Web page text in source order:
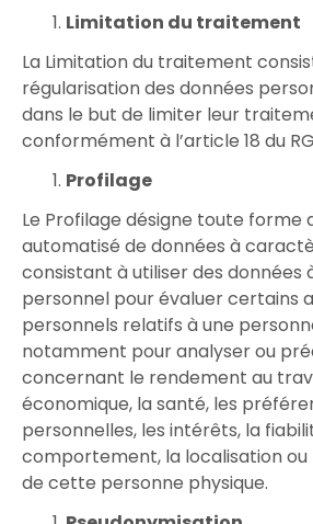
Limitation du traitement
La Limitation du traitement
régularisation des données
dans le but de limiter leur
conformément à l’article 18 du
Profilage
Le Profilage désigne toute
automatisé de données à
consistant à utiliser des données
personnel pour évaluer certains
personnels relatifs à une
notamment pour analyser ou
concernant le rendement au
économique, la santé, les
personnelles, les intérêts, la
comportement, la localisation
de cette personne physique.